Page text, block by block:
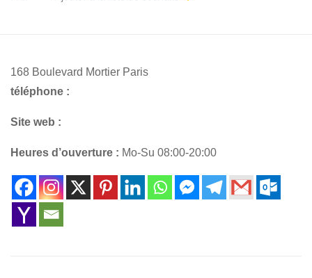
168 Boulevard Mortier Paris
téléphone :
Site web :
Heures d’ouverture : Mo-Su 08:00-20:00